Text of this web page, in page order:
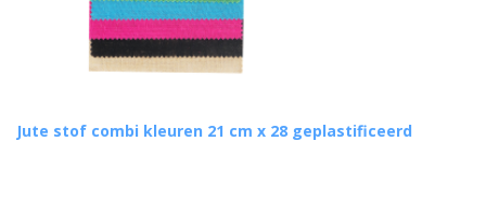
Jute stof combi kleuren 21 cm x 28 geplastificeerd